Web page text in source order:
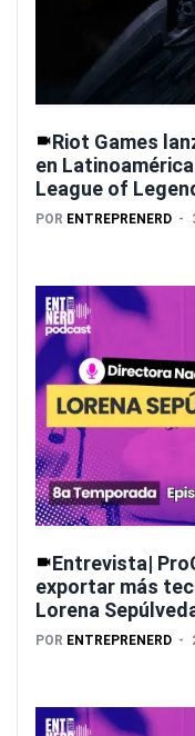
Riot Games
en
League of
POR ENTREPRENERD
Entrevista|
exportar más
Lorena
POR ENTREPRENERD